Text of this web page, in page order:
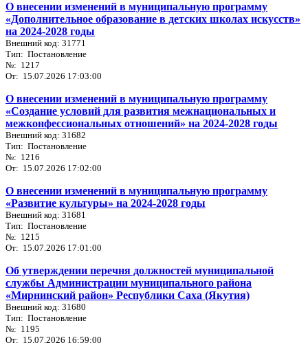
О внесении изменений в муниципальную программу
«Дополнительное образование в детских школах искусств»
на 2024-2028 годы
Внешний код: 31771
Тип: Постановление
№: 1217
От: 15.07.2026 17:03:00
О внесении изменений в муниципальную программу
«Создание условий для развития межнациональных и
межконфессиональных отношений» на 2024-2028 годы
Внешний код: 31682
Тип: Постановление
№: 1216
От: 15.07.2026 17:02:00
О внесении изменений в муниципальную программу
«Развитие культуры» на 2024-2028 годы
Внешний код: 31681
Тип: Постановление
№: 1215
От: 15.07.2026 17:01:00
Об утверждении перечня должностей муниципальной
службы Администрации муниципального района
«Мирнинский район» Республики Саха (Якутия)
Внешний код: 31680
Тип: Постановление
№: 1195
От: 15.07.2026 16:59:00